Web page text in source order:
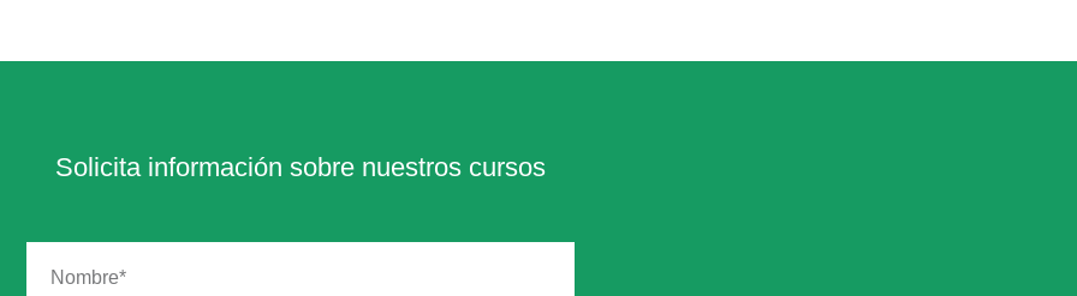
Solicita información sobre nuestros cursos